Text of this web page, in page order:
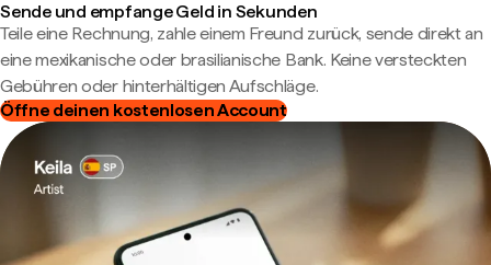
Sende und empfange Geld in Sekunden
Teile eine Rechnung, zahle einem Freund zurück, sende direkt an
eine mexikanische oder brasilianische Bank. Keine versteckten
Gebühren oder hinterhältigen Aufschläge.
Öffne deinen kostenlosen Account